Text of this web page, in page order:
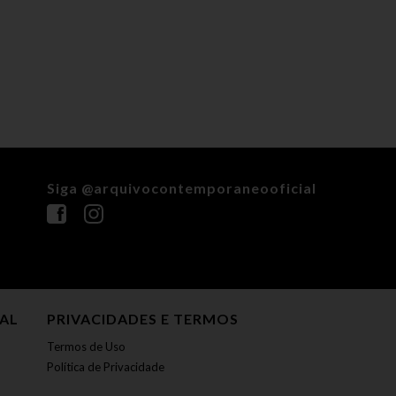
Siga @arquivocontemporaneooficial
PRIVACIDADES E TERMOS
Termos de Uso
Política de Privacidade